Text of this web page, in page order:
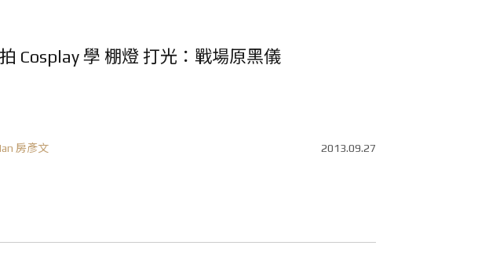
拍 Cosplay 學 棚燈 打光：戰場原黑儀
Ian 房彥文 2013.09.27